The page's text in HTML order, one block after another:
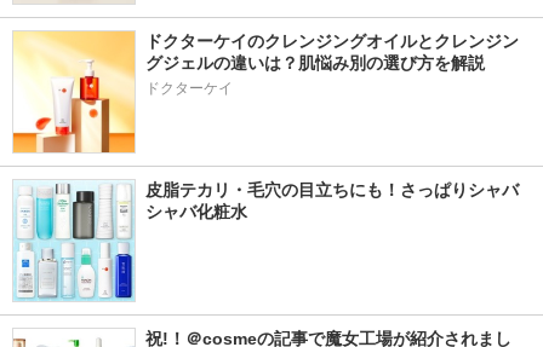
ドクターケイのクレンジングオイルとクレンジン
グジェルの違いは？肌悩み別の選び方を解説
ドクターケイ
皮脂テカリ・毛穴の目立ちにも！さっぱりシャバ
シャバ化粧水
祝!！＠cosmeの記事で魔女工場が紹介されまし